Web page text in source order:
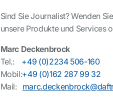
Sind Sie Journalist? Wenden
unsere Produkte und Services
Marc Deckenbrock
Tel.: +49 (0)2234 506-160
Mobil:+49 (0)162 287 99 32
Mail: